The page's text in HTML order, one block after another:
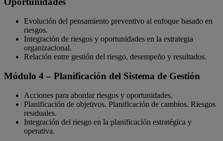
Evolución del pensamiento preventivo al enfoque basado en
riesgos.
Integración de riesgos y oportunidades en la estrategia
organizacional.
Relación entre gestión del riesgo, desempeño y resultados.
Módulo 4 – Planificación del Sistema de Gestión
Acciones para abordar riesgos y oportunidades.
Planificación de objetivos. Planificación de cambios. Riesgos
residuales.
Integración del riesgo en la planificación estratégica y
operativa.